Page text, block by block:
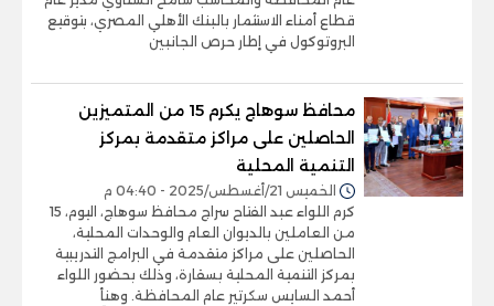
قطاع أمناء الاستثمار بالبنك الأهلي المصري، بتوقيع
البروتوكول في إطار حرص الجانبين
محافظ سوهاج يكرم 15 من المتميزين
الحاصلين على مراكز متقدمة بمركز
التنمية المحلية
الخميس 21/أغسطس/2025 - 04:40 م
كرم اللواء عبد الفتاح سراج محافظ سوهاج، اليوم، 15
من العاملين بالديوان العام والوحدات المحلية،
الحاصلين على مراكز متقدمة في البرامج التدريبية
بمركز التنمية المحلية بسقارة، وذلك بحضور اللواء
أحمد السايس سكرتير عام المحافظة. وهنأ